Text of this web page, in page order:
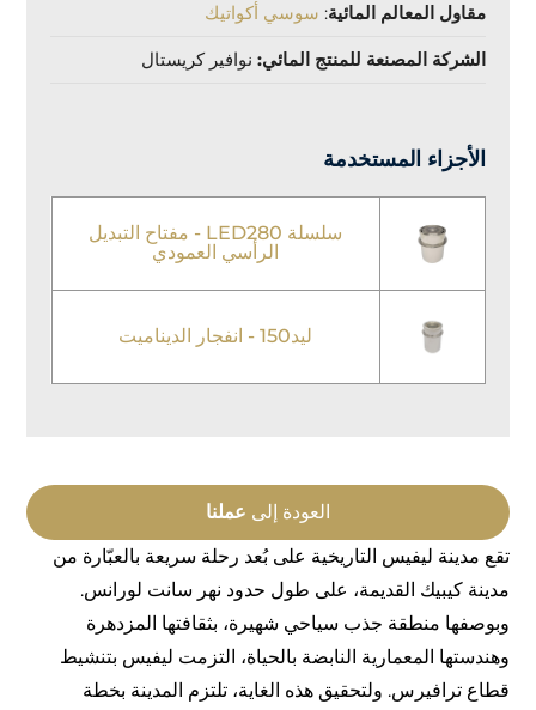
مقاول المعالم المائية: سوسي أكواتيك
الشركة المصنعة للمنتج المائي: نوافير كريستال
الأجزاء المستخدمة
سلسلة LED280 - مفتاح التبديل
الرأسي العمودي
ليد150 - انفجار الديناميت
العودة إلى عملنا
تقع مدينة ليفيس التاريخية على بُعد رحلة سريعة بالعبّارة من
مدينة كيبيك القديمة، على طول حدود نهر سانت لورانس.
وبوصفها منطقة جذب سياحي شهيرة، بثقافتها المزدهرة
وهندستها المعمارية النابضة بالحياة، التزمت ليفيس بتنشيط
قطاع ترافيرس. ولتحقيق هذه الغاية، تلتزم المدينة بخطة